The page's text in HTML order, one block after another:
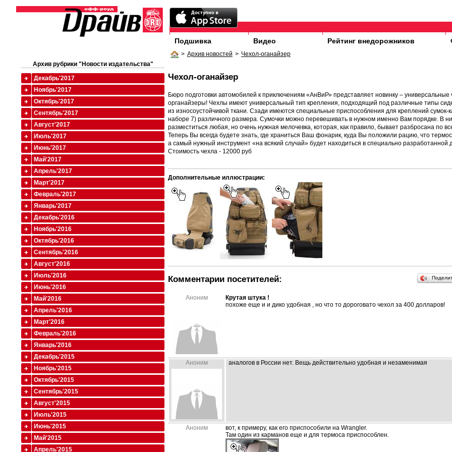
Подшивка Видео Рейтинг внедорожников
> Архив новостей > Чехол-оганайзер
Чехол-оганайзер
Бюро подготовки автомобилей к приключениям «АнВиР» представляет новинку – универсальные
органайзеры! Чехлы имеют универсальный тип крепления, подходящий под различные типы
из износоустойчивой ткани. Сзади имеются специальные приспособления для креплений сумок-
наборе 7) различного размера. Сумочки можно перевешивать в нужном именно Вам порядке. В
разместиться любая, но очень нужная мелочевка, которая, как правило, бывает разбросана по
Теперь Вы всегда будете знать, где храниться Ваш фонарик, куда Вы положили рацию, что термос
а самый нужный инструмент «на всякий случай» будет находиться в специально разработанной
Стоимость чехла - 12000 руб
Дополнительные иллюстрации:
Комментарии посетителей:
Аноним
Крутая штука !
похоже еще и и дико удобная , но что то дороговато чехол за 400 долларов!
Аноним аналогов в России нет. Вещь действительно удобная и незаменимая
Аноним
вот, к примеру, как его приспособили на Wrangler.
Там один из карманов еще и для термоса приспособлен.
Архив рубрики "Новости издательства"
Декабрь'2017
Ноябрь'2017
Октябрь'2017
Сентябрь'2017
Август'2017
Июль'2017
Июнь'2017
Май'2017
Апрель'2017
Март'2017
Февраль'2017
Январь'2017
Декабрь'2016
Ноябрь'2016
Октябрь'2016
Сентябрь'2016
Август'2016
Июль'2016
Июнь'2016
Май'2016
Апрель'2016
Март'2016
Февраль'2016
Январь'2016
Декабрь'2015
Ноябрь'2015
Октябрь'2015
Сентябрь'2015
Август'2015
Июль'2015
Июнь'2015
Май'2015
Апрель'2015